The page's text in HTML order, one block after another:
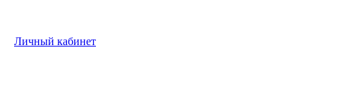
Личный кабинет